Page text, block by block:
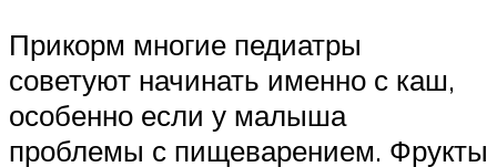
Прикорм многие педиатры
советуют начинать именно с каш,
особенно если у малыша
проблемы с пищеварением. Фрукты